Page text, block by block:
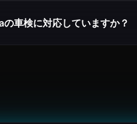
車検に対応していますか？